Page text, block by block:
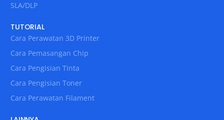
SLA/DLP
TUTORIAL
Cara Perawatan 3D Printer
Cara Pemasangan Chip
Cara Pengisian Tinta
Cara Pengisian Toner
Cara Perawatan Filament